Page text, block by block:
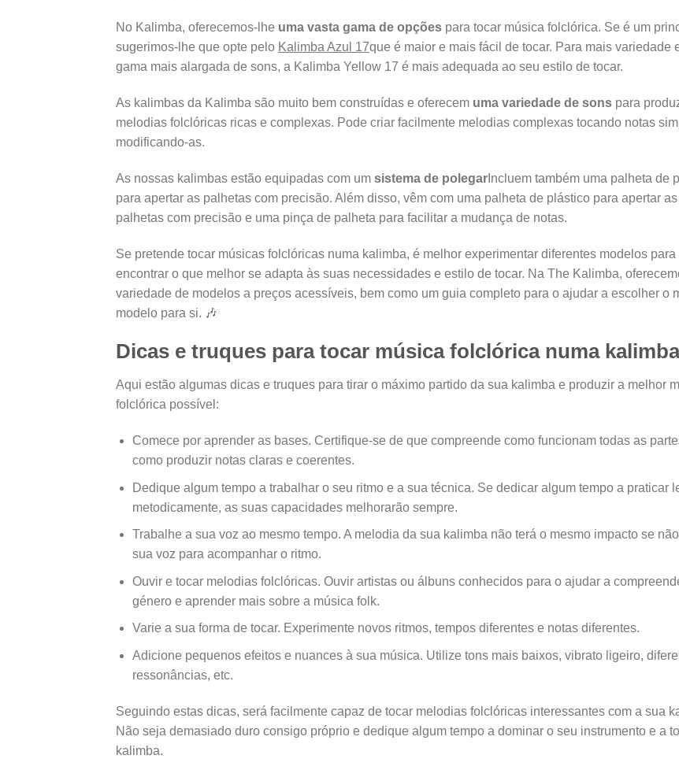
No Kalimba, oferecemos-lhe uma vasta gama de opções para tocar música folclórica. Se é um
sugerimos-lhe que opte pelo Kalimba Azul 17que é maior e mais fácil de tocar. Para mais variedade
gama mais alargada de sons, a Kalimba Yellow 17 é mais adequada ao seu estilo de tocar.
As kalimbas da Kalimba são muito bem construídas e oferecem uma variedade de sons para
melodias folclóricas ricas e complexas. Pode criar facilmente melodias complexas tocando notas
modificando-as.
As nossas kalimbas estão equipadas com um sistema de polegar Incluem também uma palheta de
para apertar as palhetas com precisão. Além disso, vêm com uma palheta de plástico para apertar as
palhetas com precisão e uma pinça de palheta para facilitar a mudança de notas.
Se pretende tocar músicas folclóricas numa kalimba, é melhor experimentar diferentes modelos para
encontrar o que melhor se adapta às suas necessidades e estilo de tocar. Na The Kalimba,
variedade de modelos a preços acessíveis, bem como um guia completo para o ajudar a escolher o
modelo para si. 🎶
Dicas e truques para tocar música folclórica numa kalimba
Aqui estão algumas dicas e truques para tirar o máximo partido da sua kalimba e produzir a melhor
folclórica possível:
Comece por aprender as bases. Certifique-se de que compreende como funcionam todas as
como produzir notas claras e coerentes.
Dedique algum tempo a trabalhar o seu ritmo e a sua técnica. Se dedicar algum tempo a praticar
metodicamente, as suas capacidades melhorarão sempre.
Trabalhe a sua voz ao mesmo tempo. A melodia da sua kalimba não terá o mesmo impacto se
sua voz para acompanhar o ritmo.
Ouvir e tocar melodias folclóricas. Ouvir artistas ou álbuns conhecidos para o ajudar a
género e aprender mais sobre a música folk.
Varie a sua forma de tocar. Experimente novos ritmos, tempos diferentes e notas diferentes.
Adicione pequenos efeitos e nuances à sua música. Utilize tons mais baixos, vibrato ligeiro,
ressonâncias, etc.
Seguindo estas dicas, será facilmente capaz de tocar melodias folclóricas interessantes com a sua
Não seja demasiado duro consigo próprio e dedique algum tempo a dominar o seu instrumento e a
kalimba.